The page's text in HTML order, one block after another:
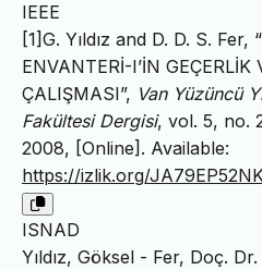
IEEE
[1]G. Yıldız and D. D. S. Fer,
ENVANTERİ-I’İN GEÇERLİK
ÇALIŞMASI”, Van Yüzüncü
Fakültesi Dergisi, vol. 5, no.
2008, [Online]. Available:
https://izlik.org/
ISNAD
Yıldız, Göksel - Fer, Doç.